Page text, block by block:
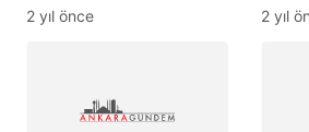
Kurtarılamadı…
2 yıl önce 2 yıl